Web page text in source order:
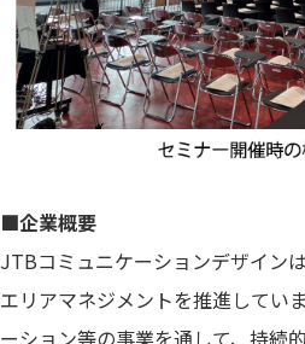
■企業概要
JTBコミュニケーションデザイン
エリアマネジメントを推進してい
ーション等の事業を通して、持続